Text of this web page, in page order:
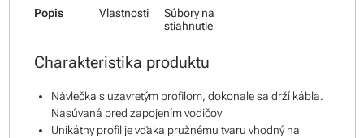
Popis Vlastnosti
Súbory na
stiahnutie
Charakteristika produktu
Návlečka s uzavretým profilom, dokonale sa drží kábla.
Nasúvaná pred zapojením vodičov
Unikátny profil je vďaka pružnému tvaru vhodný na